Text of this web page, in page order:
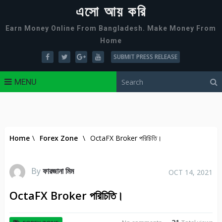
এসো আয় করি
Earn Money Online From Bangladesh. Make Money From
Home
SUBMIT PRESS RELEASE
MENU
Home \ Forex Zone \ OctaFX Broker পরিচিতি।
Byফারজানা মিম OCT 14, 2021
OctaFX Broker পরিচিতি।